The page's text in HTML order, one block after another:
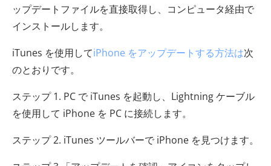
ップデートファイルを直接取得し、コンピュータ経由で
インストールします。
iTunes を使用してiPhone をアップデートする方法は次
のとおりです。
ステップ 1. PC で iTunes を起動し、Lightning ケーブル
を使用して iPhone を PC に接続します。
ステップ 2. iTunes ツールバーで iPhone を見つけます。